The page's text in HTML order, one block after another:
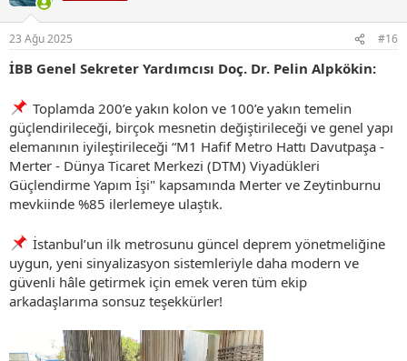
:
23 Ağu 2025 #16
İBB Genel Sekreter Yardımcısı Doç. Dr. Pelin Alpkökin:
Toplamda 200’e yakın kolon ve 100’e yakın temelin
güçlendirileceği, birçok mesnetin değiştirileceği ve genel yapı
elemanının iyileştirileceği “M1 Hafif Metro Hattı Davutpaşa -
Merter - Dünya Ticaret Merkezi (DTM) Viyadükleri
Güçlendirme Yapım İşi" kapsamında Merter ve Zeytinburnu
mevkiinde %85 ilerlemeye ulaştık.
İstanbul’un ilk metrosunu güncel deprem yönetmeliğine
uygun, yeni sinyalizasyon sistemleriyle daha modern ve
güvenli hâle getirmek için emek veren tüm ekip
arkadaşlarıma sonsuz teşekkürler!